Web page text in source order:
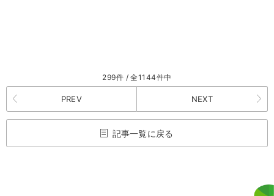
299件 / 全1144件中
PREV NEXT
記事一覧に戻る